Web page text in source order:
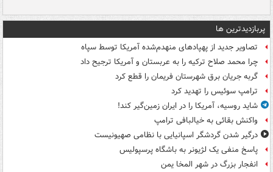
پربازدیدترین ها
تصاویر جدید از پهپادهای منهدم‌شده آمریکا توسط سپاه
چرا محمد صلاح ترکیه را به عربستان و آمریکا ترجیح داد
گربه جریان برق شهرستان فریمان را قطع کرد
ترامپ سوئیس را تهدید کرد
شاید روسیه، آمریکا را در ایران زمین‌گیر کند!
واکنش بقائی به خیالبافی ترامپ
درگیر شدن گردشگر اسپانیایی با نظامی صهیونیست
پاسخ منفی یک لژیونر به باشگاه پرسپولیس
انفجار بزرگ در شهر المخا یمن